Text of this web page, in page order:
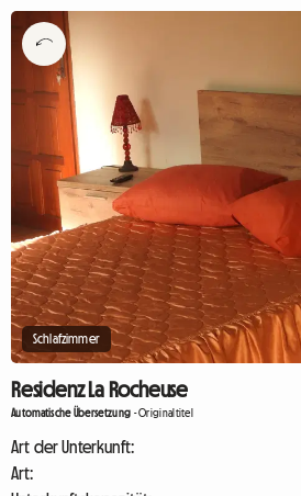
Schlafzimmer
Residenz La Rocheuse
Automatische Übersetzung -Originaltitel
Art der Unterkunft:
Art: